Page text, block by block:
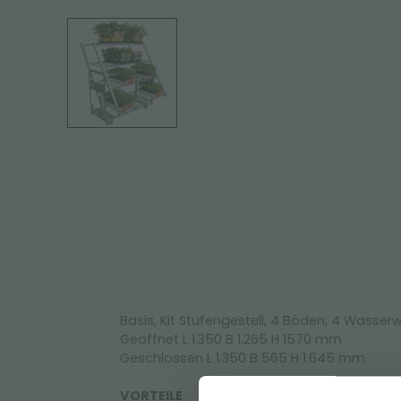
Basis, Kit Stufengestell, 4 Böden, 4
Geöffnet L 1.350 B 1.265 H 1570 mm
Geschlossen L 1.350 B 565 H 1.645 mm
VORTEILE